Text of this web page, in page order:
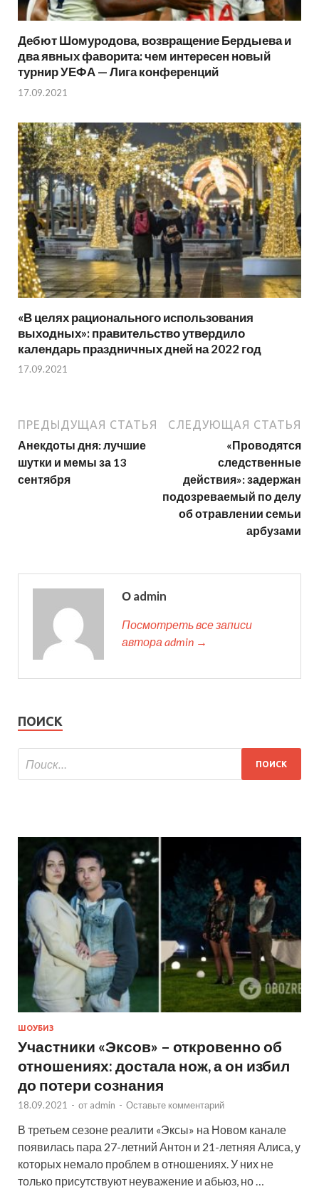
Дебют Шомуродова, возвращение Бердыева и
два явных фаворита: чем интересен новый
турнир УЕФА — Лига конференций
17.09.2021
«В целях рационального использования
выходных»: правительство утвердило
календарь праздничных дней на 2022 год
17.09.2021
ПРЕДЫДУЩАЯ СТАТЬЯ
Анекдоты дня: лучшие
шутки и мемы за 13
сентября
СЛЕДУЮЩАЯ СТАТЬЯ
«Проводятся
следственные
действия»: задержан
подозреваемый по делу
об отравлении семьи
арбузами
О admin
Посмотреть все записи
автора admin →
ПОИСК
ШОУБИЗ
Участники «Эксов» – откровенно об
отношениях: достала нож, а он избил
до потери сознания
18.09.2021 - от admin - Оставьте комментарий
В третьем сезоне реалити «Эксы» на Новом канале
появилась пара 27-летний Антон и 21-летняя Алиса, у
которых немало проблем в отношениях. У них не
только присутствуют неуважение и абьюз, но …